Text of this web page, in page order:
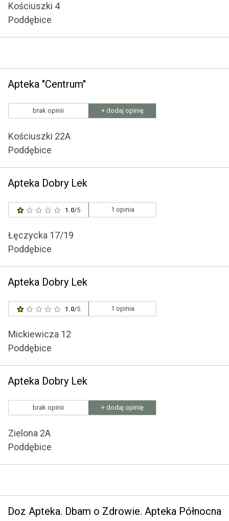
Kościuszki 4
Poddębice
Apteka "Centrum"
brak opinii + dodaj opinię
Kościuszki 22A
Poddębice
Apteka Dobry Lek
1.0/5 1 opinia
Łęczycka 17/19
Poddębice
Apteka Dobry Lek
1.0/5 1 opinia
Mickiewicza 12
Poddębice
Apteka Dobry Lek
brak opinii + dodaj opinię
Zielona 2A
Poddębice
Doz Apteka. Dbam o Zdrowie. Apteka Północna